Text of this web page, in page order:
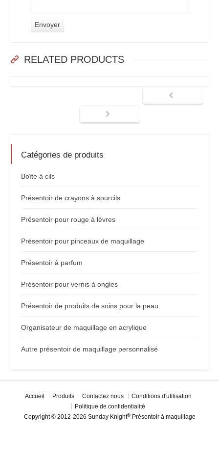
RELATED PRODUCTS
Catégories de produits
Boîte à cils
Présentoir de crayons à sourcils
Présentoir pour rouge à lèvres
Présentoir pour pinceaux de maquillage
Présentoir à parfum
Présentoir pour vernis à ongles
Présentoir de produits de soins pour la peau
Organisateur de maquillage en acrylique
Autre présentoir de maquillage personnalisé
Accueil Produits Contactez nous
Conditions d'utilisation
Politique de confidentialité
Copyright © 2012-2026 Sunday Knight®Présentoir à maquillage